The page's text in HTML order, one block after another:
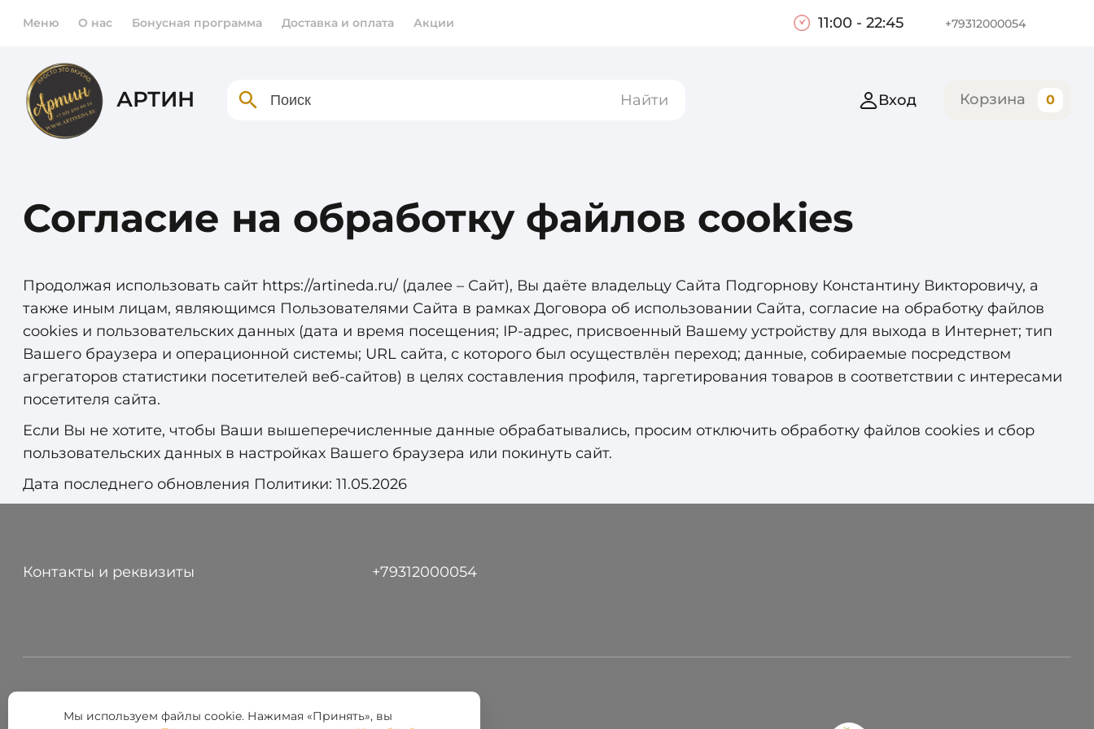
Меню О нас Бонусная программа Доставка и оплата Акции 11:00 - 22:45 +79312000054
АРТИН Найти Вход Корзина 0
Согласие на обработку файлов cookies
Продолжая использовать сайт https://artineda.ru/ (далее – Сайт), Вы даёте владельцу Сайта Подгорнову Константину Викторовичу, а
также иным лицам, являющимся Пользователями Сайта в рамках Договора об использовании Сайта, согласие на обработку файлов
cookies и пользовательских данных (дата и время посещения; IP‑адрес, присвоенный Вашему устройству для выхода в Интернет; тип
Вашего браузера и операционной системы; URL сайта, с которого был осуществлён переход; данные, собираемые посредством
агрегаторов статистики посетителей веб‑сайтов) в целях составления профиля, таргетирования товаров в соответствии с интересами
посетителя сайта.
Если Вы не хотите, чтобы Ваши вышеперечисленные данные обрабатывались, просим отключить обработку файлов cookies и сбор
пользовательских данных в настройках Вашего браузера или покинуть сайт.
Дата последнего обновления Политики: 11.05.2026
Контакты и реквизиты +79312000054
© 2026 АРТИН
Мы используем файлы cookie. Нажимая «Принять», вы